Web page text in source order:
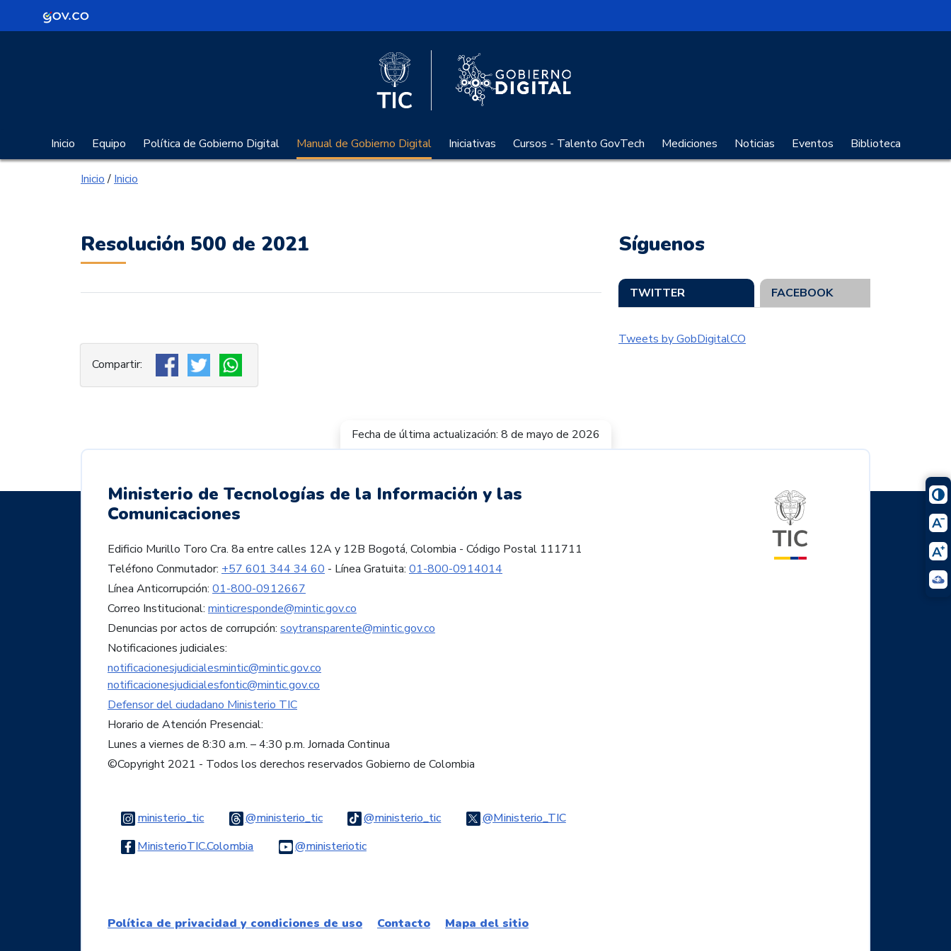
Logo Gobierno de Colombia
Logo del Ministerio TIC
Inicio Equipo Política de Gobierno Digital Manual de Gobierno Digital Iniciativas Cursos - Talento GovTech Mediciones Noticias Eventos Biblioteca
Inicio/Inicio
Resolución 500 de 2021 Síguenos
TWITTER FACEBOOK
Tweets by GobDigitalCO
Fecha de última actualización: 8 de mayo de 2026
Ministerio de Tecnologías de la Información y las
Comunicaciones
Edificio Murillo Toro Cra. 8a entre calles 12A y 12B Bogotá, Colombia - Código Postal 111711
Teléfono Conmutador: +57 601 344 34 60 - Línea Gratuita: 01-800-0914014
Línea Anticorrupción: 01-800-0912667
Correo Institucional: minticresponde@mintic.gov.co
Denuncias por actos de corrupción: soytransparente@mintic.gov.co
Notificaciones judiciales:
notificacionesjudicialesmintic@mintic.gov.co
notificacionesjudicialesfontic@mintic.gov.co
Defensor del ciudadano Ministerio TIC
Horario de Atención Presencial:
Lunes a viernes de 8:30 a.m. – 4:30 p.m. Jornada Continua
©Copyright 2021 - Todos los derechos reservados Gobierno de Colombia
ministerio_ticLogo Instagram@ministerio_ticLogo Threads@ministerio_ticLogo Tiktok@Ministerio_TICLogo Twitter
MinisterioTIC.ColombiaLogo Facebook@ministerioticLogo Youtube
Política de privacidad y condiciones de uso Contacto Mapa del sitio